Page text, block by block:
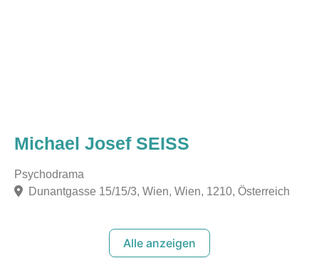
Michael Josef SEISS
Psychodrama
Dunantgasse 15/15/3, Wien, Wien, 1210, Österreich
Alle anzeigen